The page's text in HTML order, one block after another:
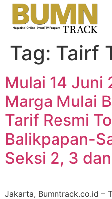
Tag: Tairf
Mulai 14 Juni
Marga Mulai
Tarif Resmi
Balikpapan-
Seksi 2, 3
Jakarta, Bumntrack.co.id –